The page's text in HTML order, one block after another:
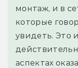
монтаж, и в
которые
увидеть. Это
аспектах